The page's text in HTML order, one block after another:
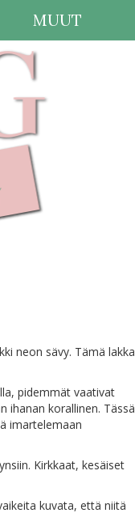
MUUT
neon sävy. Tämä lakka
pidemmät vaativat
ihanan korallinen. Tässä
imartelemaan
Kirkkaat, kesäiset
kuvata, että niitä